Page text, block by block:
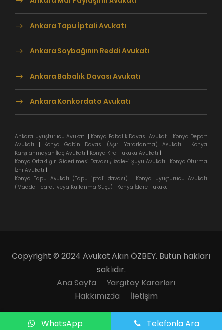
Ankara Tapu İptali Avukatı
Ankara Soybağının Reddi Avukatı
Ankara Babalık Davası Avukatı
Ankara Konkordato Avukatı
Ankara Uyuşturucu Avukatı | Konya Babalık Davası Avukatı | Konya Deport
Avukatı | Konya Gabin Davası (Aşırı Yararlanma) Avukatı | Konya
Karşılanmayan İlaç Avukatı | Konya Kira Hukuku Avukatı |
Konya Ortaklığın Giderilmesi Davası / İzale-i Şuyu Avukatı | Konya Oturma
İzni Avukatı |
Konya Tapu Avukatı (Tapu iptali davası) | Konya Uyuşturucu Avukatı
(Madde Ticareti veya Kullanma Suçu) | Konya İdare Hukuku
Copyright © 2024 Avukat Akın ÖZBEY. Bütün hakları
saklıdır.
Ana Sayfa
Yargıtay Kararları
Hakkımızda
İletişim
WhatsApp Telefonla Ara